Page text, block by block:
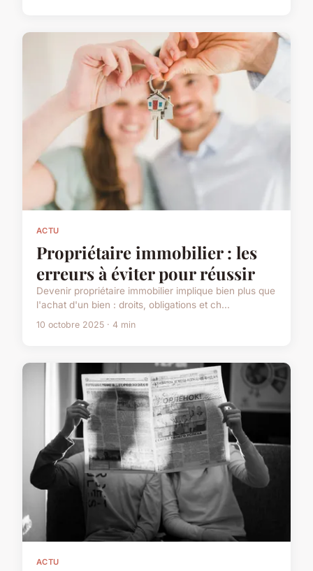
ACTU
Propriétaire immobilier : les
erreurs à éviter pour réussir
Devenir propriétaire immobilier implique bien plus que
l'achat d'un bien : droits, obligations et ch...
10 octobre 2025 · 4 min
ACTU